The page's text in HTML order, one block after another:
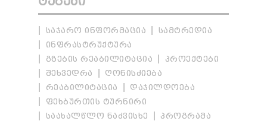
ᲡᲐᲯᲐᲠᲝ ᲘᲜᲤᲝᲠᲛᲐᲪᲘᲐ
ᲡᲐᲛᲢᲠᲔᲓᲘᲐ
ᲘᲜᲤᲠᲐᲡᲢᲠᲣᲥᲢᲣᲠᲐ
ᲒᲖᲔᲑᲘᲡ ᲠᲔᲐᲑᲘᲚᲘᲢᲐᲪᲘᲐ
ᲞᲠᲝᲔᲥᲢᲔᲑᲘ
ᲨᲔᲮᲕᲔᲓᲠᲐ
ᲦᲝᲜᲘᲡᲫᲘᲔᲑᲐ
ᲠᲔᲐᲑᲘᲚᲘᲢᲐᲪᲘᲐ
ᲓᲐᲯᲘᲚᲓᲝᲔᲑᲐ
ᲤᲔᲮᲑᲣᲠᲗᲘᲡ ᲢᲣᲠᲜᲘᲠᲘ
ᲡᲐᲐᲮᲐᲚᲬᲚᲝ ᲜᲐᲫᲕᲘᲡᲮᲔ
ᲞᲠᲝᲒᲠᲐᲛᲐ